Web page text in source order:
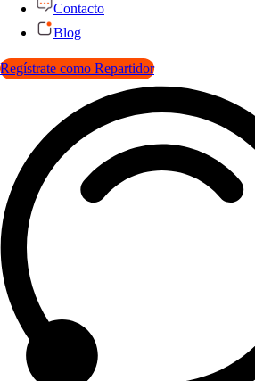
Contacto
Blog
Regístrate como Repartidor